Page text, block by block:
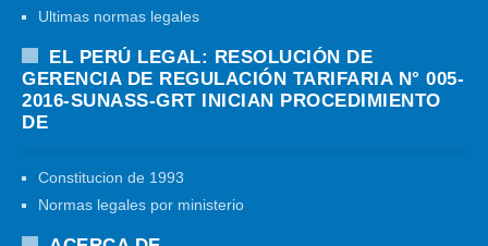
Ultimas normas legales
EL PERÚ LEGAL: RESOLUCIÓN DE
GERENCIA DE REGULACIÓN TARIFARIA N° 005-
2016-SUNASS-GRT INICIAN PROCEDIMIENTO
DE
Constitucion de 1993
Normas legales por ministerio